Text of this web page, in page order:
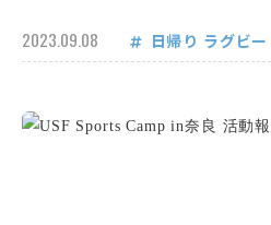
2023.09.08 日帰り ラグビー